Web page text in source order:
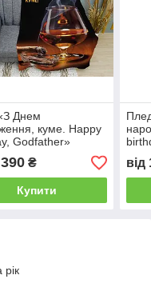
Днем
куме. Happy
Godfather»
₴
Купити
від
рік